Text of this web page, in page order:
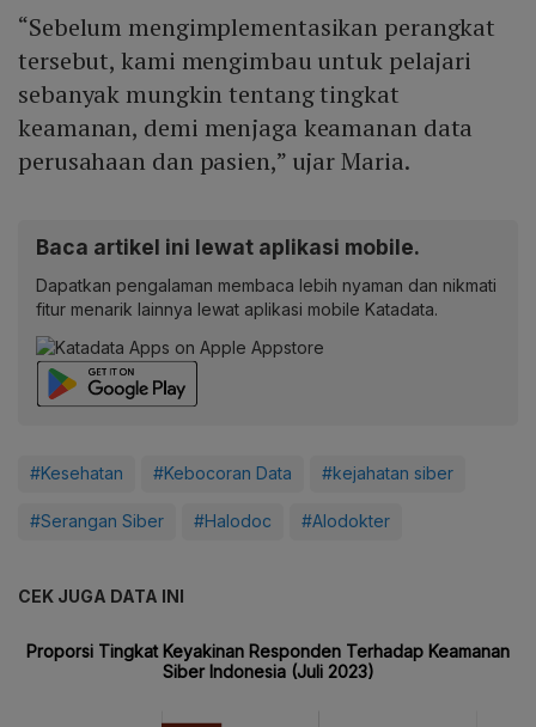
“Sebelum mengimplementasikan perangkat
tersebut, kami mengimbau untuk pelajari
sebanyak mungkin tentang tingkat
keamanan, demi menjaga keamanan data
perusahaan dan pasien,” ujar Maria.
Baca artikel ini lewat aplikasi mobile.
Dapatkan pengalaman membaca lebih nyaman dan nikmati
fitur menarik lainnya lewat aplikasi mobile Katadata.
#Kesehatan #Kebocoran Data #kejahatan siber
#Serangan Siber #Halodoc #Alodokter
CEK JUGA DATA INI